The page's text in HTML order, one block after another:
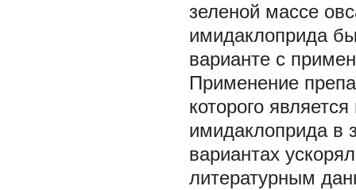
зеленой массе
имидаклоприда
варианте с
Применение
которого
имидаклоприда в
вариантах
литературным